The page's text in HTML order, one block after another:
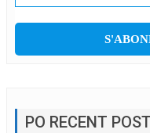
PO RECENT